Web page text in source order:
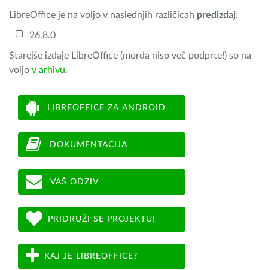
LibreOffice je na voljo v naslednjih različicah predizdaj:
26.8.0
Starejše izdaje LibreOffice (morda niso več podprte!) so na
voljo v arhivu.
LIBREOFFICE ZA ANDROID
DOKUMENTACIJA
VAŠ ODZIV
PRIDRUŽI SE PROJEKTU!
KAJ JE LIBREOFFICE?